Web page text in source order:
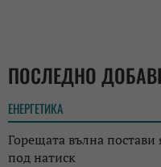
ПОСЛЕДНО
ЕНЕРГЕТИКА
Горещата вълна постави
под натиск